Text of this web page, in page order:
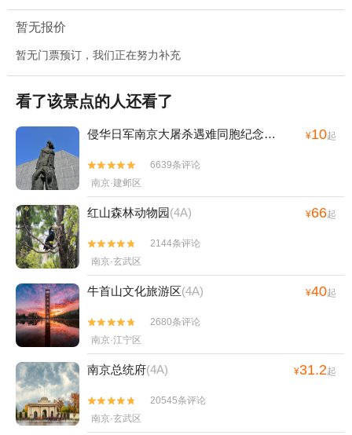
暂无报价
暂无门票预订，我们正在努力补充
看了该景点的人还看了
侵华日军南京大屠杀遇难同胞纪念馆 ¥10起


6639条评论
南京·建邺区
红山森林动物园(4A) ¥66起


2144条评论
南京·玄武区
牛首山文化旅游区(4A) ¥40起


2680条评论
南京·江宁区
南京总统府(4A) ¥31.2起


20545条评论
南京·玄武区